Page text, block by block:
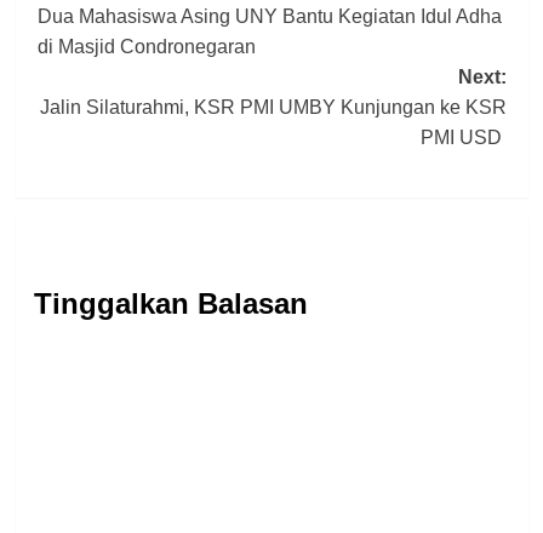
navigation
Dua Mahasiswa Asing UNY Bantu Kegiatan Idul Adha
di Masjid Condronegaran
Next:
Jalin Silaturahmi, KSR PMI UMBY Kunjungan ke KSR
PMI USD
Tinggalkan Balasan